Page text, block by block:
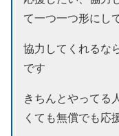
て一つ一つ形にし
協力してくれるな
です
きちんとやってる
くても無償でも応